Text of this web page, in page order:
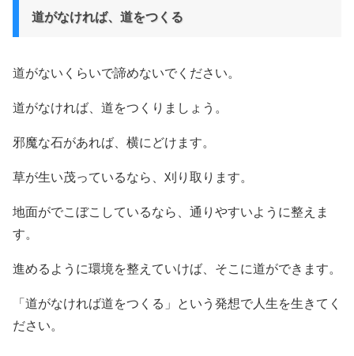
道がなければ、道をつくる
道がないくらいで諦めないでください。
道がなければ、道をつくりましょう。
邪魔な石があれば、横にどけます。
草が生い茂っているなら、刈り取ります。
地面がでこぼこしているなら、通りやすいように整えま
す。
進めるように環境を整えていけば、そこに道ができます。
「道がなければ道をつくる」という発想で人生を生きてく
ださい。